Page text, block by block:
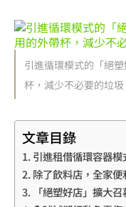
引進循環模式的「絕
杯，減少不必要的垃
文章目錄
引進租借循環容器模
除了飲料店，全家
「絕塑好店」擴大